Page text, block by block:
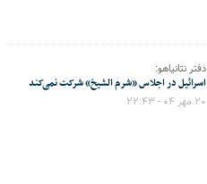
دفتر نتانیاهو:
اسرائیل در اجلاس «شرم الشیخ» شرکت نمی‌کند
۲۰ مهر ۰۴ - ۲۲:۴۳